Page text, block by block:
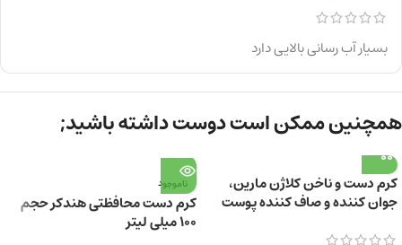
بسیار آب رسانی بالایی دارد
همچنین ممکن است دوست داشته باشید;
کرم دست و ناخن کلاژن مارین،
جوان کننده و صاف کننده پوست
ناموجود
کرم دست محافظتی هندکر حجم
۱۰۰ میلی لیتر